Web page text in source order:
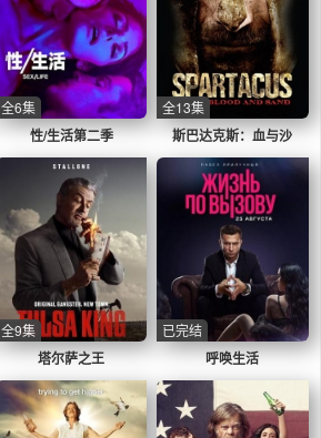
性/生活第二季
全6集
斯巴达克斯：血与沙
全13集
塔尔萨之王
全9集
呼唤生活
已完结